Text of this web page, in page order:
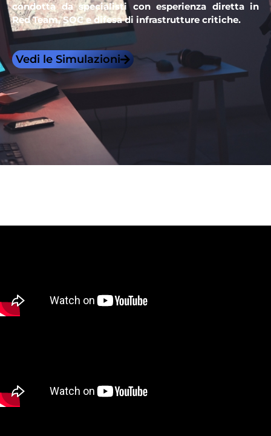
condotta da specialisti con esperienza diretta in
Red Team, SOC e difesa di infrastrutture critiche.
Vedi le Simulazioni